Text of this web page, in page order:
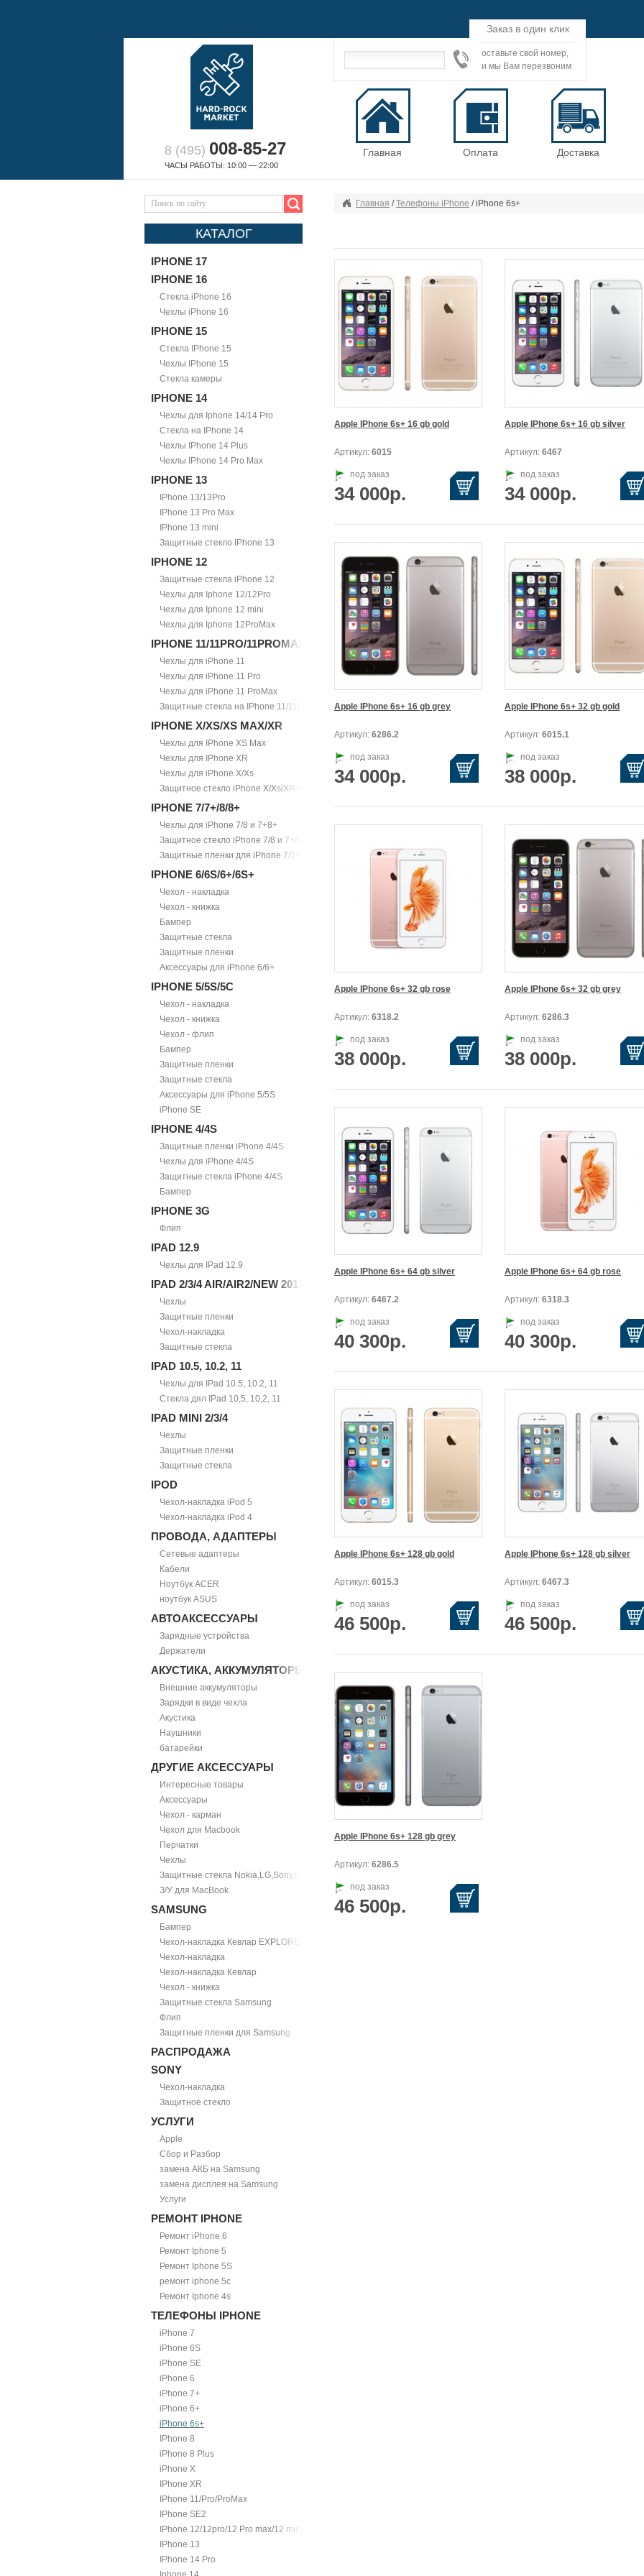
8 (495) 008-85-27
ЧАСЫ РАБОТЫ: 10:00 — 22:00
Заказ в один клик
оставьте свой номер,
и мы Вам перезвоним
Главная Оплата Доставка
КАТАЛОГ
IPHONE 17
IPHONE 16
Стекла iPhone 16
Чехлы iPhone 16
IPHONE 15
Стекла IPhone 15
Чехлы IPhone 15
Стекла камеры
IPHONE 14
Чехлы для Iphone 14/14 Pro
Стекла на IPhone 14
Чехлы IPhone 14 Plus
Чехлы IPhone 14 Pro Max
IPHONE 13
IPhone 13/13Pro
IPhone 13 Pro Max
IPhone 13 mini
Защитные стекло IPhone 13
IPHONE 12
Защитные стекла iPhone 12
Чехлы для Iphone 12/12Pro
Чехлы для Iphone 12 mini
Чехлы для Iphone 12ProMax
IPHONE 11/11PRO/11PROMAX
Чехлы для iPhone 11
Чехлы для iPhone 11 Pro
Чехлы для iPhone 11 ProMax
Защитные стекла на IPhone 11/11Pro/11ProMax
IPHONE X/XS/XS MAX/XR
Чехлы для IPhone XS Max
Чехлы для IPhone XR
Чехлы для iPhone X/Xs
Защитное стекло iPhone X/Xs/XR/Xs Max
IPHONE 7/7+/8/8+
Чехлы для iPhone 7/8 и 7+8+
Защитное стекло iPhone 7/8 и 7+/8+
Защитные пленки для iPhone 7/7+
IPHONE 6/6S/6+/6S+
Чехол - накладка
Чехол - книжка
Бампер
Защитные стекла
Защитные пленки
Аксессуары для iPhone 6/6+
IPHONE 5/5S/5С
Чехол - накладка
Чехол - книжка
Чехол - флип
Бампер
Защитные пленки
Защитные стекла
Аксессуары для iPhone 5/5S
iPhone SE
IPHONE 4/4S
Защитные пленки iPhone 4/4S
Чехлы для iPhone 4/4S
Защитные стекла iPhone 4/4S
Бампер
IPHONE 3G
Флип
IPAD 12.9
Чехлы для IPad 12.9
IPAD 2/3/4 AIR/AIR2/NEW 2017
Чехлы
Защитные пленки
Чехол-накладка
Защитные стекла
IPAD 10.5, 10.2, 11
Чехлы для IPad 10.5, 10.2, 11
Стекла дял IPad 10,5, 10,2, 11
IPAD MINI 2/3/4
Чехлы
Защитные пленки
Защитные стекла
IPOD
Чехол-накладка iPod 5
Чехол-накладка iPod 4
ПРОВОДА, АДАПТЕРЫ
Сетевые адаптеры
Кабели
Ноутбук ACER
ноутбук ASUS
АВТОАКСЕССУАРЫ
Зарядные устройства
Держатели
АКУСТИКА, АККУМУЛЯТОРЫ
Внешние аккумуляторы
Зарядки в виде чехла
Акустика
Наушники
батарейки
ДРУГИЕ АКСЕССУАРЫ
Интересные товары
Аксессуары
Чехол - карман
Чехол для Macbook
Перчатки
Чехлы
Защитные стекла Nokia,LG,Sony,HTC
З/У для MacBook
SAMSUNG
Бампер
Чехол-накладка Кевлар EXPLORER
Чехол-накладка
Чехол-накладка Кевлар
Чехол - книжка
Защитные стекла Samsung
Флип
Защитные пленки для Samsung
РАСПРОДАЖА
SONY
Чехол-накладка
Защитное стекло
УСЛУГИ
Apple
Сбор и Разбор
замена АКБ на Samsung
замена дисплея на Samsung
Услуги
РЕМОНТ IPHONE
Ремонт iPhone 6
Ремонт Iphone 5
Ремонт Iphone 5S
ремонт iphone 5c
Ремонт Iphone 4s
ТЕЛЕФОНЫ IPHONE
iPhone 7
iPhone 6S
iPhone SE
iPhone 6
iPhone 7+
iPhone 6+
iPhone 6s+
IPhone 8
iPhone 8 Plus
iPhone X
IPhone XR
IPhone 11/Pro/ProMax
IPhone SE2
IPhone 12/12pro/12 Pro max/12 mini.
IPhone 13
IPhone 14 Pro
Главная /Телефоны iPhone / iPhone 6s+
Apple IPhone 6s+ 16 gb gold
Артикул: 6015
под заказ
34 000р.
Apple IPhone 6s+ 16 gb silver
Артикул: 6467
под заказ
34 000р.
Apple IPhone 6s+ 16 gb grey
Артикул: 6286.2
под заказ
34 000р.
Apple IPhone 6s+ 32 gb gold
Артикул: 6015.1
под заказ
38 000р.
Apple IPhone 6s+ 32 gb rose
Артикул: 6318.2
под заказ
38 000р.
Apple IPhone 6s+ 32 gb grey
Артикул: 6286.3
под заказ
38 000р.
Apple IPhone 6s+ 64 gb silver
Артикул: 6467.2
под заказ
40 300р.
Apple IPhone 6s+ 64 gb rose
Артикул: 6318.3
под заказ
40 300р.
Apple IPhone 6s+ 128 gb gold
Артикул: 6015.3
под заказ
46 500р.
Apple IPhone 6s+ 128 gb silver
Артикул: 6467.3
под заказ
46 500р.
Apple IPhone 6s+ 128 gb grey
Артикул: 6286.5
под заказ
46 500р.